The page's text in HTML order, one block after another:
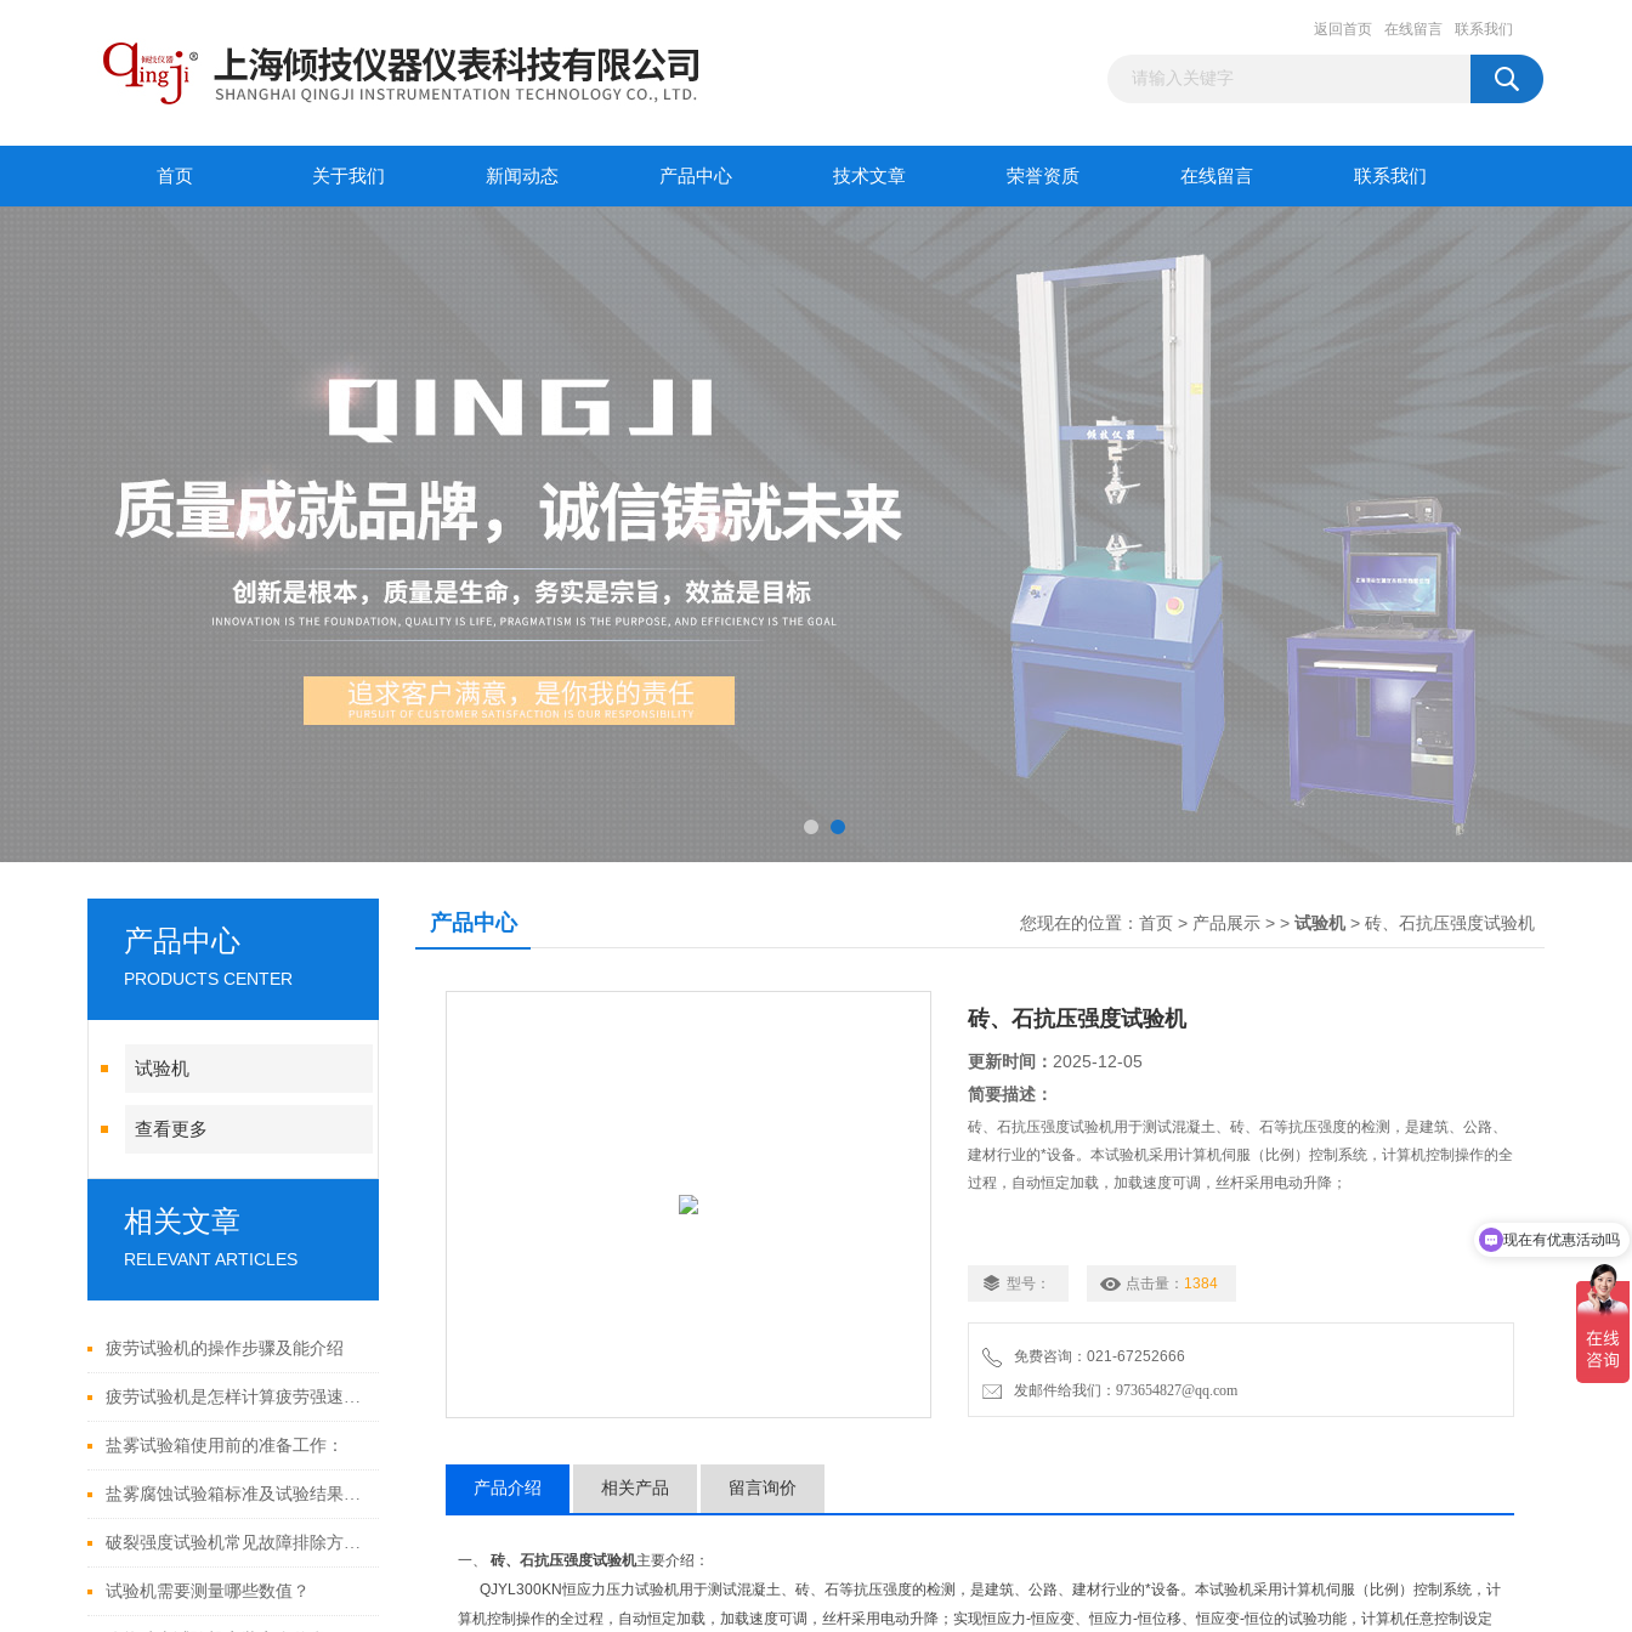
返回首页 在线留言 联系我们
首页 关于我们 新闻动态 产品中心 技术文章 荣誉资质 在线留言 联系我们
产品中心
PRODUCTS CENTER
试验机
查看更多
相关文章
RELEVANT ARTICLES
疲劳试验机的操作步骤及能介绍
疲劳试验机是怎样计算疲劳强速的呢
盐雾试验箱使用前的准备工作：
盐雾腐蚀试验箱标准及试验结果如何判定
破裂强度试验机常见故障排除方法：
试验机需要测量哪些数值？
产品中心 您现在的位置： 首页 > 产品展示 > > 试验机> 砖、石抗压强度试验机
砖、石抗压强度试验机
更新时间： 2025-12-05
简要描述：
砖、石抗压强度试验机用于测试混凝土、砖、石等抗压强度的检测，是建筑、公路、
建材行业的*设备。本试验机采用计算机伺服（比例）控制系统，计算机控制操作的全
过程，自动恒定加载，加载速度可调，丝杆采用电动升降；
型号： 点击量： 1384
免费咨询：021-67252666
发邮件给我们：973654827@qq.com
产品介绍 相关产品 留言询价
一、 砖、石抗压强度试验机主要介绍：
QJYL300KN恒应力压力试验机用于测试混凝土、砖、石等抗压强度的检测，是建筑、公路、建材行业的*设备。本试验机采用计算机伺服（比例）控制系统，计
算机控制操作的全过程，自动恒定加载，加载速度可调，丝杆采用电动升降；实现恒应力-恒应变、恒应力-恒位移、恒应变-恒位的试验功能，计算机任意控制设定
可以介绍下你们的产品么